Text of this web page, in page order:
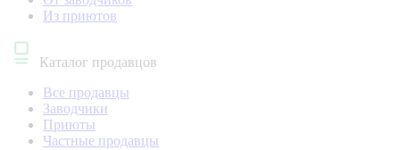
Из приютов
Каталог продавцов
Все продавцы
Заводчики
Приюты
Частные продавцы